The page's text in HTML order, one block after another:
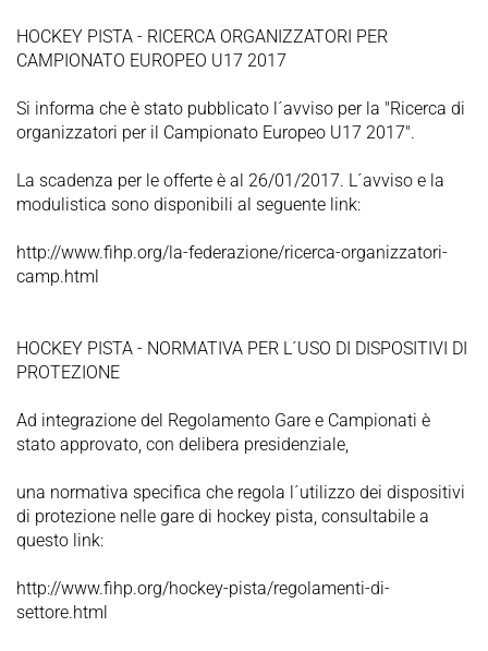
HOCKEY PISTA - RICERCA ORGANIZZATORI PER
CAMPIONATO EUROPEO U17 2017
Si informa che è stato pubblicato l´avviso per la "Ricerca di
organizzatori per il Campionato Europeo U17 2017".
La scadenza per le offerte è al 26/01/2017. L´avviso e la
modulistica sono disponibili al seguente link:
http://www.fihp.org/la-federazione/ricerca-organizzatori-
camp.html
HOCKEY PISTA - NORMATIVA PER L´USO DI DISPOSITIVI DI
PROTEZIONE
Ad integrazione del Regolamento Gare e Campionati è
stato approvato, con delibera presidenziale,
una normativa specifica che regola l´utilizzo dei dispositivi
di protezione nelle gare di hockey pista, consultabile a
questo link:
http://www.fihp.org/hockey-pista/regolamenti-di-
settore.html